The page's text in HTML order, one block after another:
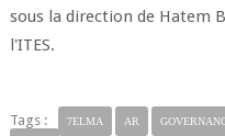
sous la direction de Hatem
l'ITES.
Tags : 7ELMA AR